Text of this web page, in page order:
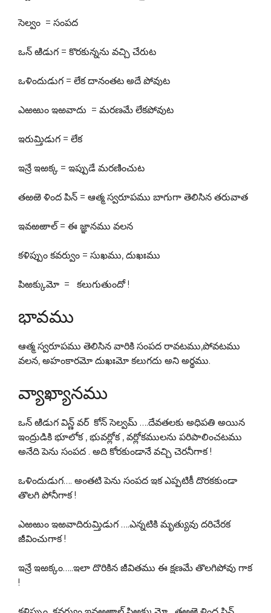
సెల్వం = సంపద
ఒన్ ఱిడుగ = కొరకున్నను వచ్చి చేరుట
ఒళిందుడుగ = లేక దానంతట అదే పోవుట
ఎఱఱుం ఇఱవాదు = మరణమే లేకపోవుట
ఇరుమ్తిడుగ = లేక
ఇన్రే ఇఱక్క = ఇప్పుడే మరణించుట
తఱఱె ళింద పిన్ = ఆత్మ స్వరూపము బాగుగా తెలిసిన తరువాత
ఇవఱఱాల్ = ఈ జ్ఞానము వలన
కళిప్పుం కవర్వుం = సుఖము, దుఖఃము
పిఱక్కుమో = కలుగుతుందో !
భావము
ఆత్మ స్వరూపము తెలిసిన వారికి సంపద రావటము,పోవటము
వలన, అహంకారమో దుఖఃమో కలుగదు అని అర్థము.
వ్యాఖ్యానము
ఒన్ ఱిడుగ విన్ణ్ వర్ కోన్ సెల్వమ్ ….దేవతలకు అధిపతి అయిన
ఇంద్రుడికి భూలోక , భువర్లోక , వర్లోకములను పరిపాలించటము
అనేది పెను సంపద . అది కోరకుండానే వచ్చి చెరనీగాక !
ఒళిందుడుగ…. అంతటి పెను సంపద ఇక ఎప్పటికీ దొరకకుండా
తొలగి పోనీగాక !
ఎఱఱుం ఇఱవాదిరుమ్తిడుగ ….ఎన్నటికి మృత్యువు దరిచేరక
జీవించుగాక !
ఇన్రే ఇఱక్కం…..ఇలా దొరికిన జీవితము ఈ క్షణమే తొలగిపోవు గాక
!